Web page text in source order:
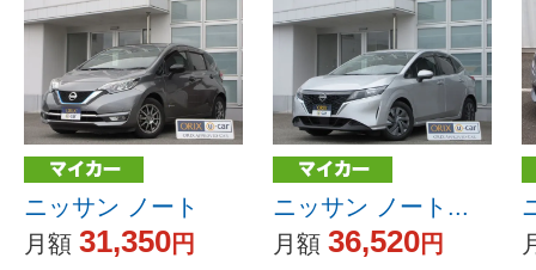
ニッサン ノート
月額 31,350円
ニッサン ノート...
月額 36,520円